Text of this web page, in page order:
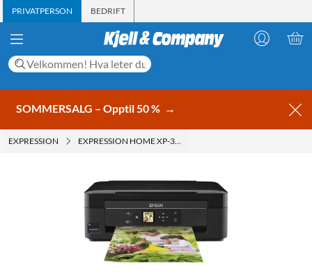
PRIVATPERSON BEDRIFT
SOMMERSALG – Opptil 50 % →
EXPRESSION EXPRESSION HOME XP-312